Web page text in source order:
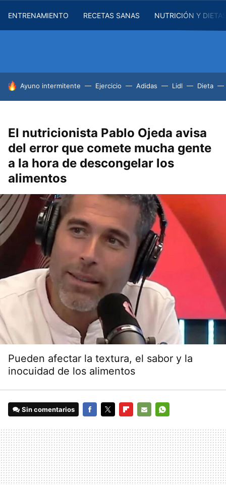
ENTRENAMIENTO RECETAS SANAS NUTRICIÓN Y
HOY SE HABLA DE
Ayuno intermitente Ejercicio Adidas Lidl Dieta
El nutricionista Pablo Ojeda avisa
del error que comete mucha gente
a la hora de descongelar los
alimentos
Pueden afectar la textura, el sabor y la
inocuidad de los alimentos
Sin comentarios
MAIL